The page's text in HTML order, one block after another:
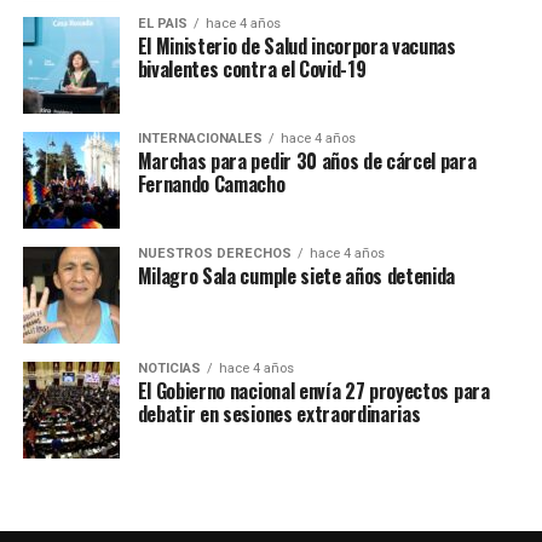
en Lima, el acto de los ministros de la mandataria
peruana que busca legitimidad frente a los otros
poderes del Estado. El Congreso terminó respaldando al
actual gabinete de Boluarte.
Una de las principales críticas es que el acto se haya
realizado mientras el contexto del país está rodeado de
levantamientos populares y represión policial, con
fallecidos y miles de personas detenidas.
EL PAIS hace 4 años
El Ministerio de Salud incorpora vacunas
bivalentes contra el Covid-19
INTERNACIONALES hace 4 años
Marchas para pedir 30 años de cárcel para
Fernando Camacho
NUESTROS DERECHOS hace 4 años
Milagro Sala cumple siete años detenida
NOTICIAS hace 4 años
El Gobierno nacional envía 27 proyectos para
debatir en sesiones extraordinarias